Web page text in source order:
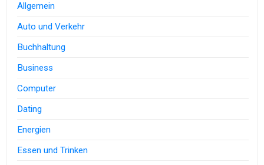
Allgemein
Auto und Verkehr
Buchhaltung
Business
Computer
Dating
Energien
Essen und Trinken